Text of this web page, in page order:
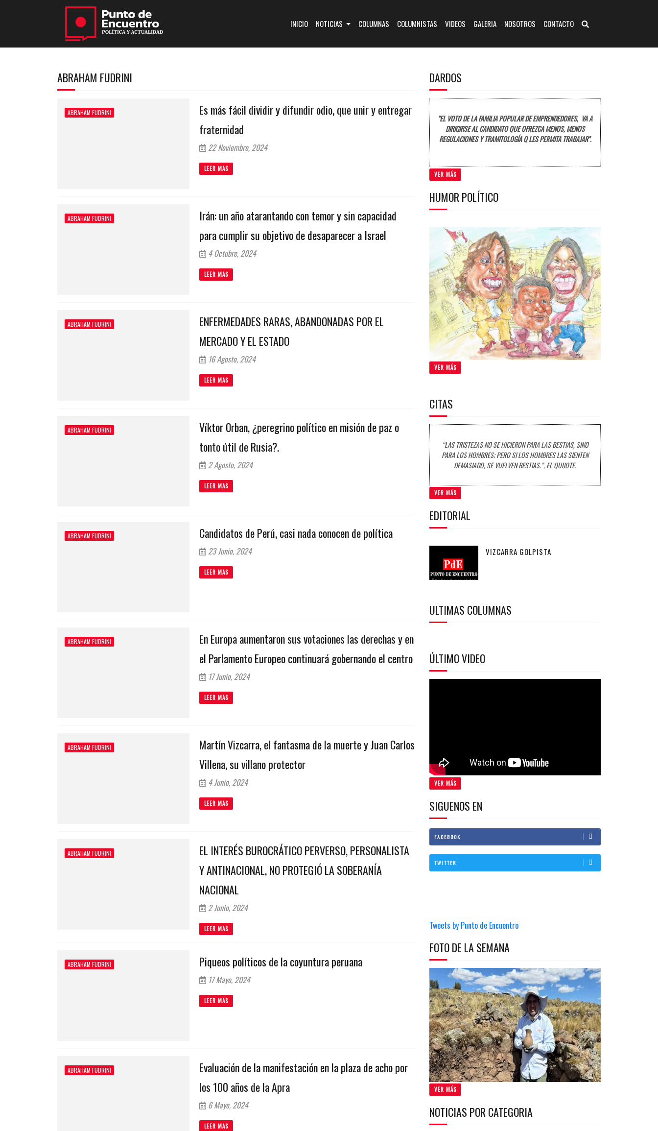
INICIO(CURRENT)
NOTICIAS COLUMNAS COLUMNISTAS VIDEOS GALERIA NOSOTROS CONTACTO
ABRAHAM FUDRINI
ABRAHAM FUDRINI
Es más fácil dividir y difundir odio, que unir y entregar
fraternidad
22 Noviembre, 2024
LEER MAS
ABRAHAM FUDRINI
Irán: un año atarantando con temor y sin capacidad
para cumplir su objetivo de desaparecer a Israel
4 Octubre, 2024
LEER MAS
ABRAHAM FUDRINI
ENFERMEDADES RARAS, ABANDONADAS POR EL
MERCADO Y EL ESTADO
16 Agosto, 2024
LEER MAS
ABRAHAM FUDRINI
Víktor Orban, ¿peregrino político en misión de paz o
tonto útil de Rusia?.
2 Agosto, 2024
LEER MAS
ABRAHAM FUDRINI Candidatos de Perú, casi nada conocen de política
23 Junio, 2024
LEER MAS
ABRAHAM FUDRINI
En Europa aumentaron sus votaciones las derechas y en
el Parlamento Europeo continuará gobernando el centro
17 Junio, 2024
LEER MAS
ABRAHAM FUDRINI
Martín Vizcarra, el fantasma de la muerte y Juan Carlos
Villena, su villano protector
4 Junio, 2024
LEER MAS
ABRAHAM FUDRINI
EL INTERÉS BUROCRÁTICO PERVERSO, PERSONALISTA
Y ANTINACIONAL, NO PROTEGIÓ LA SOBERANÍA
NACIONAL
2 Junio, 2024
LEER MAS
ABRAHAM FUDRINI Piqueos políticos de la coyuntura peruana
17 Mayo, 2024
LEER MAS
ABRAHAM FUDRINI
Evaluación de la manifestación en la plaza de acho por
los 100 años de la Apra
6 Mayo, 2024
LEER MAS
DARDOS
"EL VOTO DE LA FAMILIA POPULAR DE EMPRENDEDORES, VA A
DIRIGIRSE AL CANDIDATO QUE OFREZCA MENOS, MENOS
REGULACIONES Y TRAMITOLOGÍA Q LES PERMITA TRABAJAR".
VER MÁS
HUMOR POLÍTICO
VER MÁS
CITAS
“LAS TRISTEZAS NO SE HICIERON PARA LAS BESTIAS, SINO
PARA LOS HOMBRES; PERO SI LOS HOMBRES LAS SIENTEN
DEMASIADO, SE VUELVEN BESTIAS.”, EL QUIJOTE.
VER MÁS
EDITORIAL
VIZCARRA GOLPISTA
ULTIMAS COLUMNAS
ÚLTIMO VIDEO
VER MÁS
SIGUENOS EN
FACEBOOK
TWITTER
Tweets by Punto de Encuentro
FOTO DE LA SEMANA
VER MÁS
NOTICIAS POR CATEGORIA